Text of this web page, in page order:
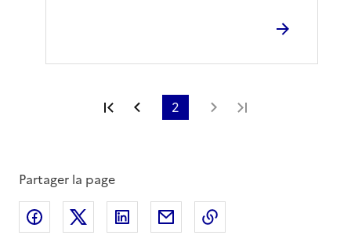
Première page
Page précédente
2 Page suivante
Partager la page
Partager sur Facebook
Partager sur XPartager sur LinkedIn
Partager par email